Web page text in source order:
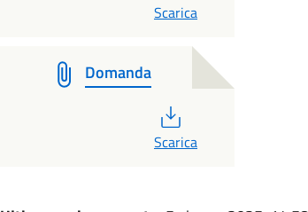
PDF
Scarica
Domanda
PDF
Scarica